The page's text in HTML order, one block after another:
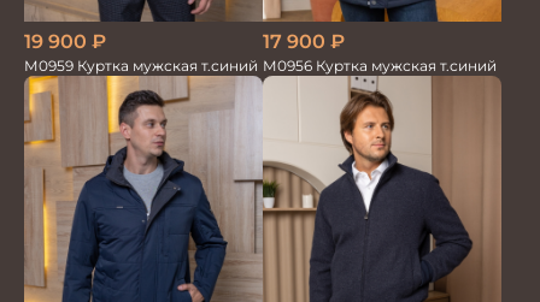
19 900 ₽
М0959 Куртка мужская т.синий
17 900 ₽
М0956 Куртка мужская т.синий